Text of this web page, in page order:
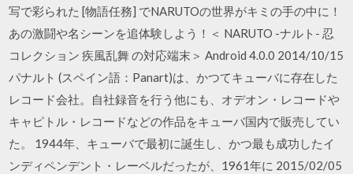
写で彩られた [物語任務] でNARUTOの世界がキミの手の中に！
あの激闘や名シーンを追体験しよう！＜ NARUTO -ナルト- 忍
コレクション 疾風乱舞 の対応端末＞ Android 4.0.0 2014/10/15
パナルト (スペイン語：Panart)は、かつてキューバに存在した
レコード会社。自社録音を行う他にも、オデオン・レコードや
キャピトル・レコードなどの作品をキューバ国内で販売してい
た。 1944年、キューバで最初に誕生し、かつ最も成功したイ
ンディペンデント・レーベルだったが、1961年に 2015/02/05